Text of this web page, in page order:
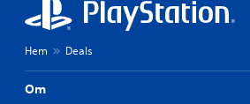
Hem Deals
Om